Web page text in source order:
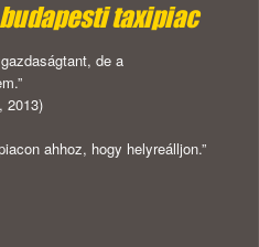
taxipiac
de a
2013)
ahhoz, hogy helyreálljon.”